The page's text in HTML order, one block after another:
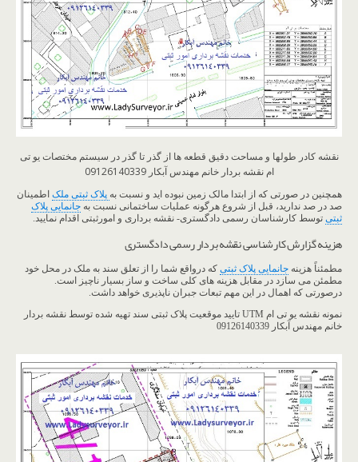
نقشه کادر طولها و مساحت دقیق قطعه ها از گذر تا گذر در سیستم مختصات یو تی
ام نقشه بردار خانم مهندس آبکار 09126140339
همچنین در صورتی که از ابتدا مالک زمین نبوده اید و نسبت به پلاک ثبتی ملک اطمینان
صد در صد ندارید، قبل از شروع هرگونه عملیات ساختمانی نسبت به جانمایی پلاک
ثبتی توسط کارشناسان رسمی دادگستری- نقشه برداری و امورثبتی اقدام نمایید.
هزینه گزارش کارشناسی نقشه بردار رسمی دادگستری
مطمئناً هزینه جانمایی پلاک ثبتی که درواقع شما را از تعلق سند به ملک در محل خود
مطمئن می سازد در مقابل هزینه های کلی ساخت و ساز بسیار ناچیز است.
درصورتی که اهمال در این مهم تبعات جبران ناپذیری خواهد داشت.
نمونه نقشه یو تی ام UTM تایید موقعیت پلاک ثبتی سند تهیه شده توسط نقشه بردار
خانم مهندس آبکار 09126140339